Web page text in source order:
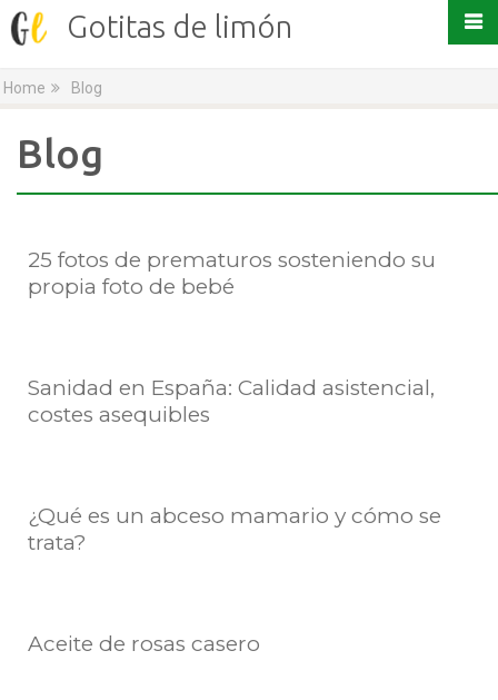
Gotitas de limón
Home Blog
Blog
25 fotos de prematuros sosteniendo su
propia foto de bebé
Sanidad en España: Calidad asistencial,
costes asequibles
¿Qué es un abceso mamario y cómo se
trata?
Aceite de rosas casero